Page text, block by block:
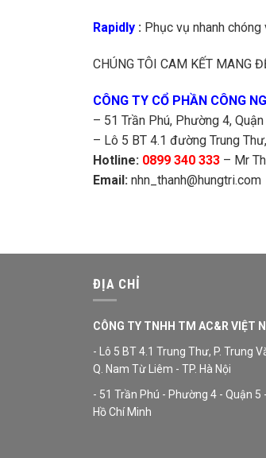
Rapidly : Phục vụ nhanh chóng
CHÚNG TÔI CAM KẾT MANG
CÔNG TY CỔ PHẦN CÔNG
– 51 Trần Phú, Phường 4,
– Lô 5 BT 4.1 đường Trung
Hotline: 0899 340 333 – Mr
Email: nhn_thanh@hungtri.com
ĐỊA CHỈ
CÔNG TY TNHH TM AC&R VIỆT
- Lô 5 BT 4.1 Trung Thư, P. Trung
Q. Nam Từ Liêm - TP. Hà Nội
- 51 Trần Phú - Phường 4 - Quận 5
Hồ Chí Minh